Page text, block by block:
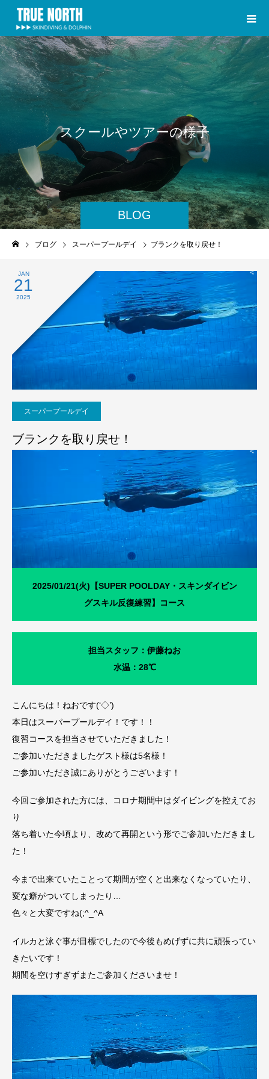
BLOG
ス ク ールやツ アーの様子
ブログ スーパープールデイ ブランクを取り戻せ！
JAN
21
2025
スーパープールデイ
ブランクを取り戻せ！
2025/01/21(火)【SUPER POOLDAY・スキンダイビン
グスキル反復練習】コース
担当スタッフ：伊藤ねお
水温：28℃
こんにちは！ねおです(‘◇’)ゞ
本日はスーパープールデイ！です！！
復習コースを担当させていただきました！
ご参加いただきましたゲスト様は5名様！
ご参加いただき誠にありがとうございます！
今回ご参加された方には、コロナ期間中はダイビングを控えてお
り
落ち着いた今頃より、改めて再開という形でご参加いただきまし
た！
今まで出来ていたことって期間が空くと出来なくなっていたり、
変な癖がついてしまったり…
色々と大変ですね(;^_^A
イルカと泳ぐ事が目標でしたので今後もめげずに共に頑張ってい
きたいです！
期間を空けすぎずまたご参加くださいませ！